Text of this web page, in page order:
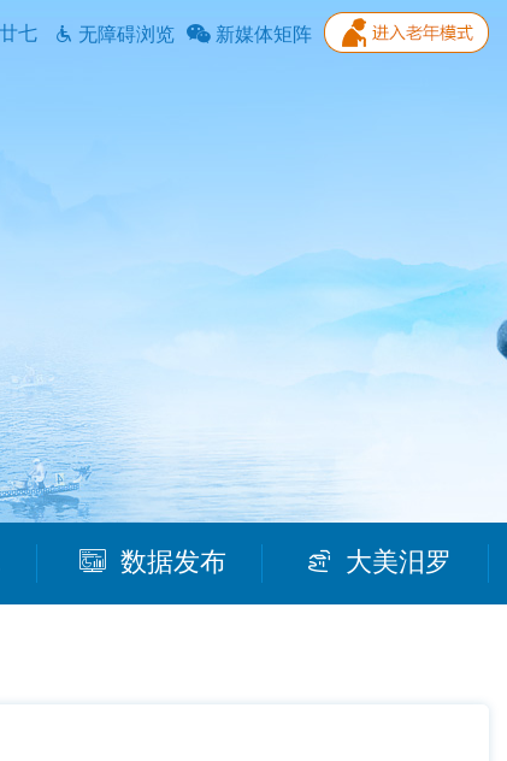
七 无障碍浏览 新媒体矩阵
数据发布 大美汨罗